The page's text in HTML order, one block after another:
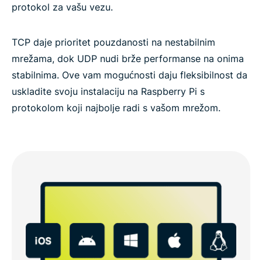
protokol za vašu vezu.
TCP daje prioritet pouzdanosti na nestabilnim
mrežama, dok UDP nudi brže performanse na onima
stabilnima. Ove vam mogućnosti daju fleksibilnost da
uskladite svoju instalaciju na Raspberry Pi s
protokolom koji najbolje radi s vašom mrežom.